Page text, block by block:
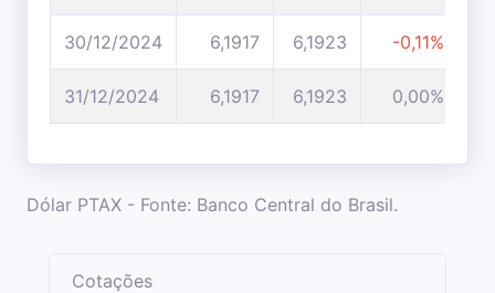
30/12/2024 6,1917 6,1923 -0,11%
31/12/2024 6,1917 6,1923 0,00%
Dólar PTAX - Fonte: Banco Central do Brasil.
Cotações